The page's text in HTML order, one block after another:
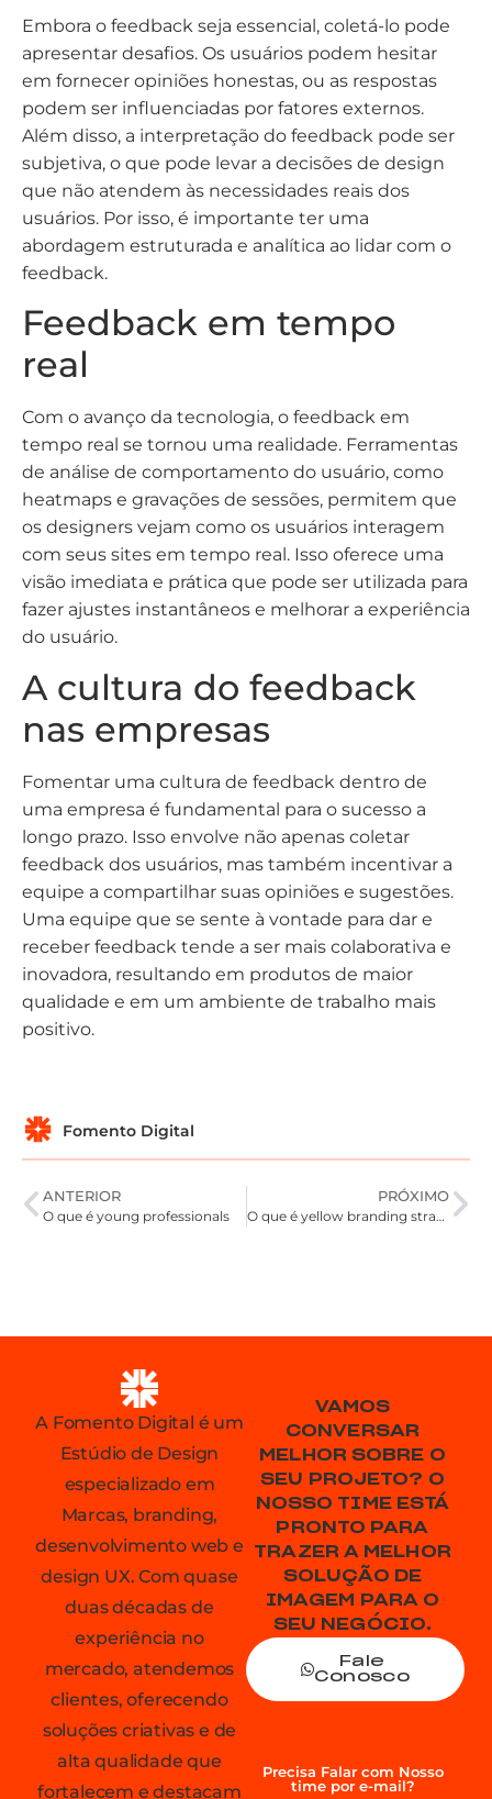
Embora o feedback seja essencial, coletá-lo pode
apresentar desafios. Os usuários podem hesitar
em fornecer opiniões honestas, ou as respostas
podem ser influenciadas por fatores externos.
Além disso, a interpretação do feedback pode ser
subjetiva, o que pode levar a decisões de design
que não atendem às necessidades reais dos
usuários. Por isso, é importante ter uma
abordagem estruturada e analítica ao lidar com o
feedback.
Feedback em tempo
real
Com o avanço da tecnologia, o feedback em
tempo real se tornou uma realidade. Ferramentas
de análise de comportamento do usuário, como
heatmaps e gravações de sessões, permitem que
os designers vejam como os usuários interagem
com seus sites em tempo real. Isso oferece uma
visão imediata e prática que pode ser utilizada para
fazer ajustes instantâneos e melhorar a experiência
do usuário.
A cultura do feedback
nas empresas
Fomentar uma cultura de feedback dentro de
uma empresa é fundamental para o sucesso a
longo prazo. Isso envolve não apenas coletar
feedback dos usuários, mas também incentivar a
equipe a compartilhar suas opiniões e sugestões.
Uma equipe que se sente à vontade para dar e
receber feedback tende a ser mais colaborativa e
inovadora, resultando em produtos de maior
qualidade e em um ambiente de trabalho mais
positivo.
Fomento Digital
ANTERIOR
O que é young professionals
PRÓXIMO
O que é yellow branding strategy
A Fomento Digital é um
Estúdio de Design
especializado em
Marcas, branding,
desenvolvimento web e
design UX. Com quase
duas décadas de
experiência no
mercado, atendemos
clientes, oferecendo
soluções criativas e de
alta qualidade que
fortalecem e destacam
VAMOS
CONVERSAR
MELHOR SOBRE O
SEU PROJETO? O
NOSSO TIME ESTÁ
PRONTO PARA
TRAZER A MELHOR
SOLUÇÃO DE
IMAGEM PARA O
SEU NEGÓCIO.
Fale
Conosco
Precisa Falar com Nosso
time por e-mail?